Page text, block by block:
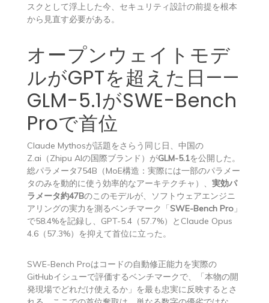
スクとして浮上した今、セキュリティ設計の前提を根本
から見直す必要がある。
オープンウェイトモデ
ルがGPTを超えた日——
GLM-5.1がSWE-Bench
Proで首位
Claude Mythosが話題をさらう同じ日、中国の
Z.ai（Zhipu AIの国際ブランド）がGLM-5.1を公開した。
総パラメータ754B（MoE構造：実際には一部のパラメー
タのみを動的に使う効率的なアーキテクチャ）、 実効パ
ラメータ約47Bのこのモデルが、ソフトウェアエンジニ
アリングの実力を測るベンチマーク「SWE-Bench Pro」
で58.4%を記録し、GPT-5.4（57.7%）とClaude Opus
4.6（57.3%）を抑えて首位に立った。
SWE-Bench Proはコードの自動修正能力を実際の
GitHubイシューで評価するベンチマークで、「本物の開
発現場でどれだけ使えるか」を最も忠実に反映するとさ